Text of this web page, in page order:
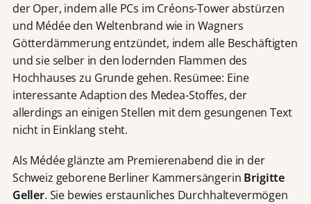
der Oper, indem alle PCs im Créons-Tower abstürzen
und Médée den Weltenbrand wie in Wagners
Götterdämmerung entzündet, indem alle Beschäftigten
und sie selber in den lodernden Flammen des
Hochhauses zu Grunde gehen. Resümee: Eine
interessante Adaption des Medea-Stoffes, der
allerdings an einigen Stellen mit dem gesungenen Text
nicht in Einklang steht.
Als Médée glänzte am Premierenabend die in der
Schweiz geborene Berliner Kammersängerin Brigitte
Geller. Sie bewies erstaunliches Durchhaltevermögen